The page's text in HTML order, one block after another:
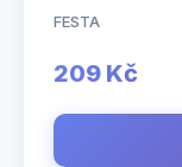
FESTA
209 Kč